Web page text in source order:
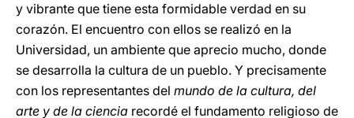
y vibrante que tiene esta formidable verdad en su
corazón. El encuentro con ellos se realizó en la
Universidad, un ambiente que aprecio mucho, donde
se desarrolla la cultura de un pueblo. Y precisamente
con los representantes del mundo de la cultura, del
arte y de la ciencia recordé el fundamento religioso de